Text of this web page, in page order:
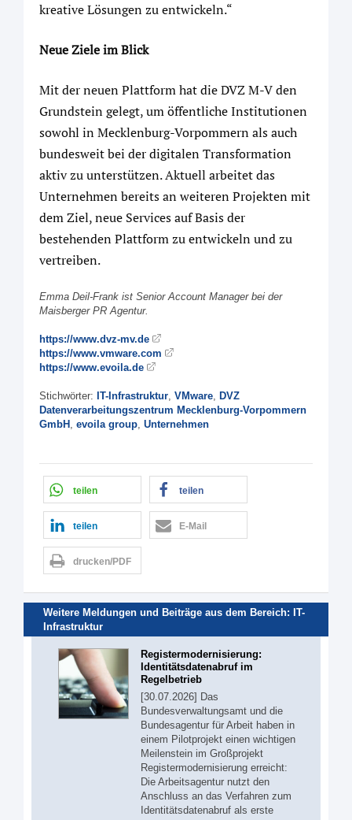
kreative Lösungen zu entwickeln.“
Neue Ziele im Blick
Mit der neuen Plattform hat die DVZ M-V den
Grundstein gelegt, um öffentliche Institutionen
sowohl in Mecklenburg-Vorpommern als auch
bundesweit bei der digitalen Transformation
aktiv zu unterstützen. Aktuell arbeitet das
Unternehmen bereits an weiteren Projekten mit
dem Ziel, neue Services auf Basis der
bestehenden Plattform zu entwickeln und zu
vertreiben.
Emma Deil-Frank ist Senior Account Manager bei der
Maisberger PR Agentur.
https://www.dvz-mv.de
https://www.vmware.com
https://www.evoila.de
Stichwörter: IT-Infrastruktur, VMware, DVZ
Datenverarbeitungszentrum Mecklenburg-Vorpommern
GmbH , evoila group, Unternehmen
teilen teilen
teilen E-Mail
drucken/PDF
Weitere Meldungen und Beiträge aus dem Bereich: IT-
Infrastruktur
Registermodernisierung:
Identitätsdatenabruf im
Regelbetrieb
[30.07.2026] Das
Bundesverwaltungsamt und die
Bundesagentur für Arbeit haben in
einem Pilotprojekt einen wichtigen
Meilenstein im Großprojekt
Registermodernisierung erreicht:
Die Arbeitsagentur nutzt den
Anschluss an das Verfahren zum
Identitätsdatenabruf als erste